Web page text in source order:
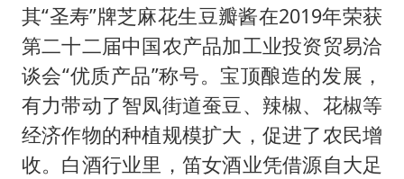
其“圣寿”牌芝麻花生豆瓣酱在2019年荣获
第二十二届中国农产品加工业投资贸易洽
谈会“优质产品”称号。宝顶酿造的发展，
有力带动了智凤街道蚕豆、辣椒、花椒等
经济作物的种植规模扩大，促进了农民增
收。白酒行业里，笛女酒业凭借源自大足